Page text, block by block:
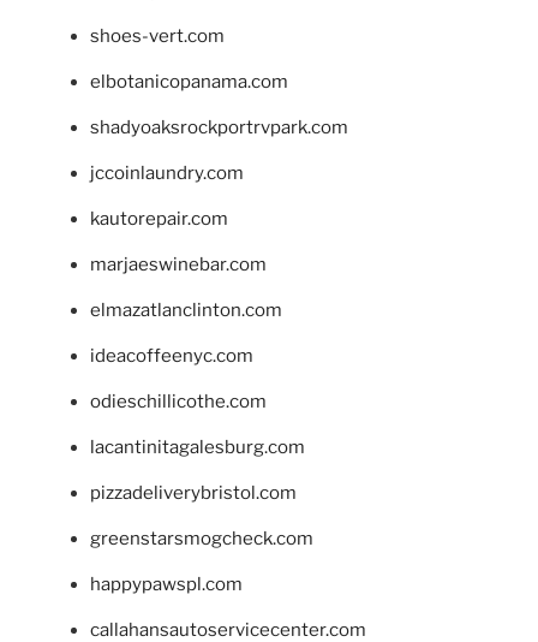
shoes-vert.com
elbotanicopanama.com
shadyoaksrockportrvpark.com
jccoinlaundry.com
kautorepair.com
marjaeswinebar.com
elmazatlanclinton.com
ideacoffeenyc.com
odieschillicothe.com
lacantinitagalesburg.com
pizzadeliverybristol.com
greenstarsmogcheck.com
happypawspl.com
callahansautoservicecenter.com